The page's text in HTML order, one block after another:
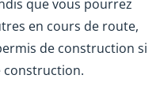
que vous pourrez
en cours de route,
de construction si
construction.